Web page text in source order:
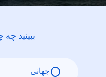
ببینید
جهانی